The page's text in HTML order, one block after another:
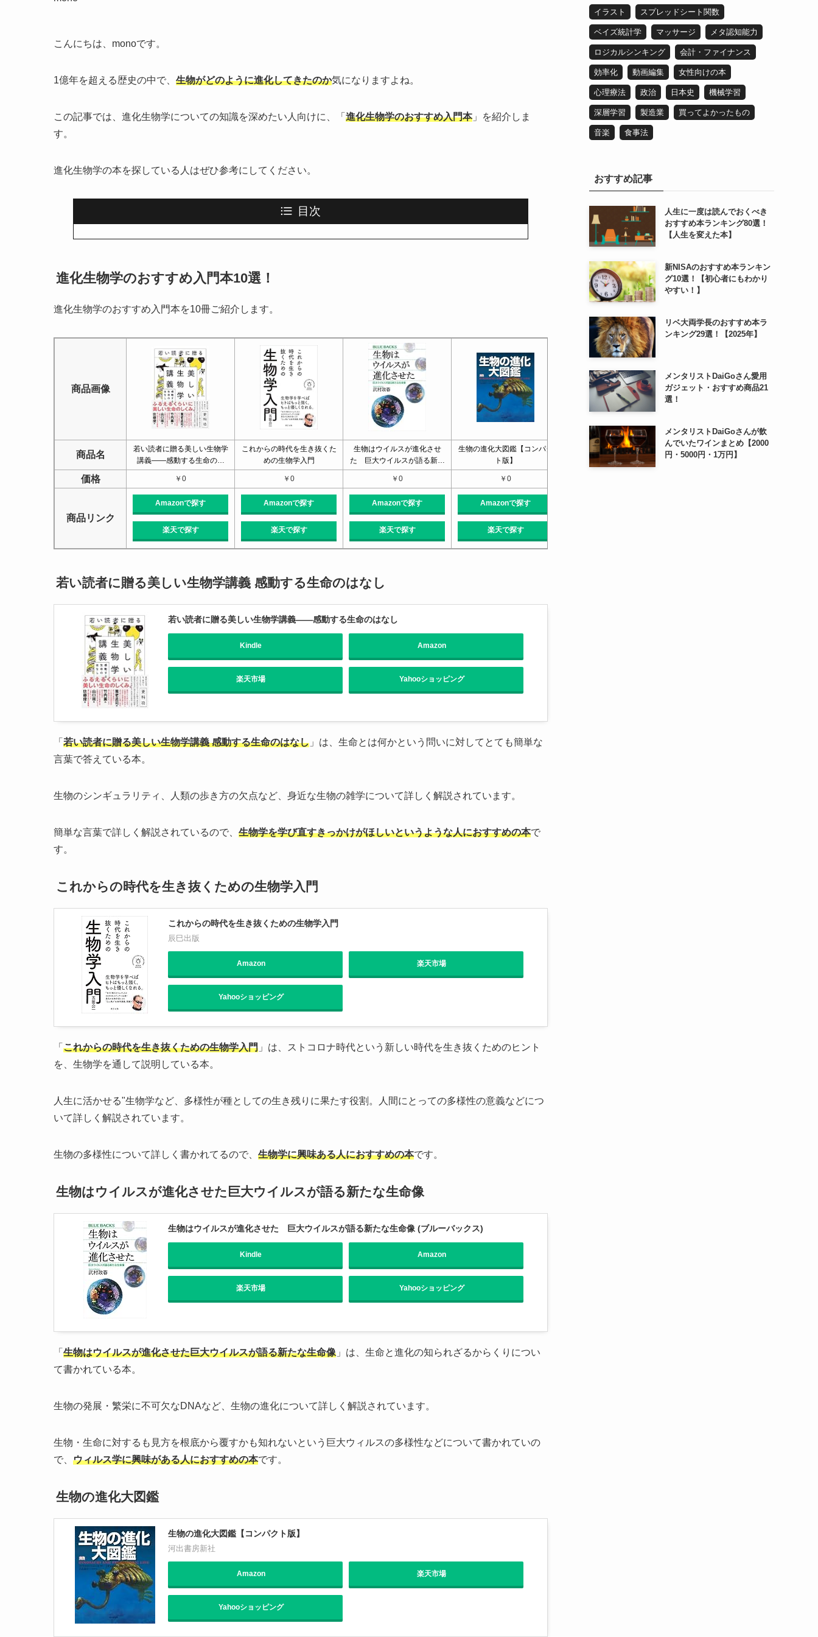
こんにちは、monoです。
1億年を超える歴史の中で、 生物がどのように進化してきたのか気になりますよね。
この記事では、進化生物学についての知識を深めたい人向けに、「 進化生物学のおすすめ入門本」を紹介しま
す。
進化生物学の本を探している人はぜひ参考にしてください。
目次
進化生物学のおすすめ入門本10選！
進化生物学のおすすめ入門本を10冊ご紹介します。
商品画像
商品名
若い読者に贈る美しい生物学
講義――感動する生命の…
これからの時代を生き抜くた
めの生物学入門
生物はウイルスが進化させ
た 巨大ウイルスが語る新…
生物の進化大図鑑【コンパク
ト版】
生物多様性 「私」から考え
る進化・遺伝・生態系 …
眠れなくなるほど面白い 図
解 生物の話
価格 ￥0 ￥0 ￥0 ￥0
商品リンク
Amazonで探す
楽天で探す
Amazonで探す
楽天で探す
Amazonで探す
楽天で探す
Amazonで探す
楽天で探す
若い読者に贈る美しい生物学講義 感動する生命のはなし
若い読者に贈る美しい生物学講義――感動する生命のはなし
Kindle Amazon
楽天市場 Yahooショッピング
「 若い読者に贈る美しい生物学講義 感動する生命のはなし 」は、生命とは何かという問いに対してとても簡単な
言葉で答えている本。
生物のシンギュラリティ、人類の歩き方の欠点など、身近な生物の雑学について詳しく解説されています。
簡単な言葉で詳しく解説されているので、 生物学を学び直すきっかけがほしいというような人におすすめの本で
す。
これからの時代を生き抜くための生物学入門
これからの時代を生き抜くための生物学入門
辰巳出版
Amazon 楽天市場
Yahooショッピング
「 これからの時代を生き抜くための生物学入門 」は、ストコロナ時代という新しい時代を生き抜くためのヒント
を、生物学を通して説明している本。
人生に活かせる"生物学など、多様性が種としての生き残りに果たす役割。人間にとっての多様性の意義などにつ
いて詳しく解説されています。
生物の多様性について詳しく書かれてるので、 生物学に興味ある人におすすめの本です。
生物はウイルスが進化させた巨大ウイルスが語る新たな生命像
生物はウイルスが進化させた 巨大ウイルスが語る新たな生命像 (ブルーバックス)
Kindle Amazon
楽天市場 Yahooショッピング
「 生物はウイルスが進化させた巨大ウイルスが語る新たな生命像 」は、生命と進化の知られざるからくりについ
て書かれている本。
生物の発展・繁栄に不可欠なDNAなど、生物の進化について詳しく解説されています。
生物・生命に対するも見方を根底から覆すかも知れないという巨大ウィルスの多様性などについて書かれていの
で、 ウィルス学に興味がある人におすすめの本です。
生物の進化大図鑑
生物の進化大図鑑【コンパクト版】
河出書房新社
Amazon 楽天市場
Yahooショッピング
イラスト スプレッドシート関数
ベイズ統計学 マッサージ メタ認知能力
ロジカルシンキング 会計・ファイナンス
効率化 動画編集 女性向けの本
心理療法 政治 日本史 機械学習
深層学習 製造業 買ってよかったもの
音楽 食事法
おすすめ記事
人生に一度は読んでおくべき
おすすめ本ランキング80選！
【人生を変えた本】
新NISAのおすすめ本ランキン
グ10選！【初心者にもわかり
やすい！】
リベ大両学長のおすすめ本ラ
ンキング29選！【2025年】
メンタリストDaiGoさん愛用
ガジェット・おすすめ商品21
選！
メンタリストDaiGoさんが飲
んでいたワインまとめ【2000
円・5000円・1万円】